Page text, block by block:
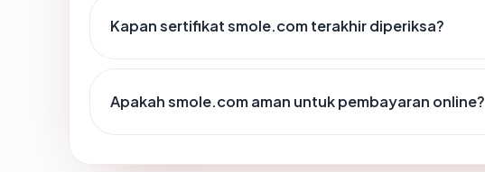
Kapan sertifikat smole.com terakhir diperiksa?
Apakah smole.com aman untuk pembayaran online?